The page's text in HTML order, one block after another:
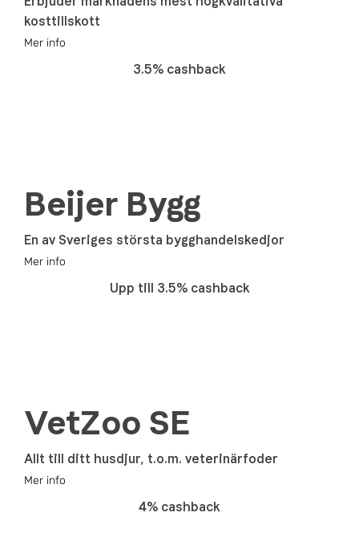
kosttillskott
Mer info
3.5% cashback
Beijer Bygg
En av Sveriges största bygghandelskedjor
Mer info
Upp till 3.5% cashback
VetZoo SE
Allt till ditt husdjur, t.o.m. veterinärfoder
Mer info
4% cashback